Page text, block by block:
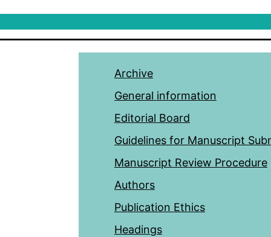
Archive
General information
Editorial Board
Guidelines for Manuscript
Manuscript Review Procedure
Authors
Publication Ethics
Headings